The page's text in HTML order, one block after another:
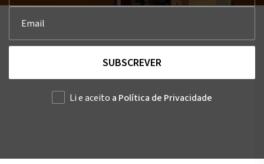
SUBSCREVER
Li e aceito a Política de Privacidade